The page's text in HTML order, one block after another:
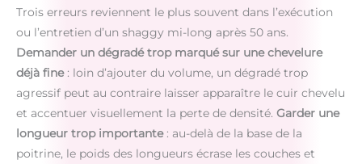
Trois erreurs reviennent le plus souvent dans l’exécution
ou l’entretien d’un shaggy mi-long après 50 ans.
Demander un dégradé trop marqué sur une chevelure
déjà fine: loin d’ajouter du volume, un dégradé trop
agressif peut au contraire laisser apparaître le cuir chevelu
et accentuer visuellement la perte de densité. Garder une
longueur trop importante: au-delà de la base de la
poitrine, le poids des longueurs écrase les couches et